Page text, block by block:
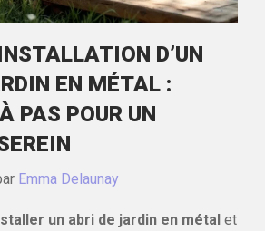
D’UN
EN MÉTAL :
PAS POUR UN
Emma Delaunay
un abri de jardin en métal et